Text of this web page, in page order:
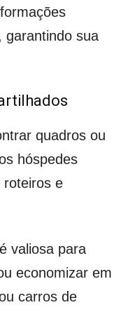
garantindo sua
quadros ou
hóspedes
roteiros e
valiosa para
economizar em
carros de